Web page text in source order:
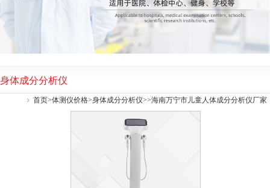
身体成分分析仪
首页>体测仪价格>身体成分分析仪>>海南万宁市儿童人体成分分析仪厂家